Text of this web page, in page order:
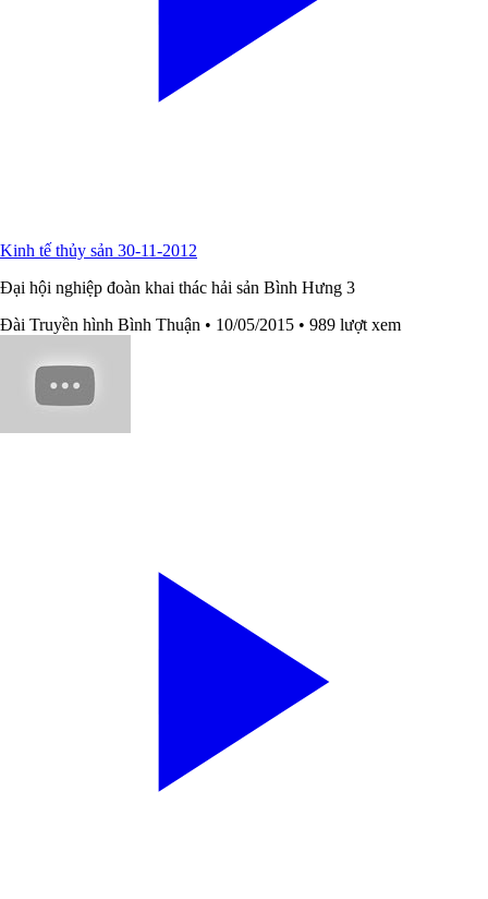
Kinh tế thủy sản 30-11-2012
Đại hội nghiệp đoàn khai thác hải sản Bình Hưng 3
Đài Truyền hình Bình Thuận • 10/05/2015 • 989 lượt xem